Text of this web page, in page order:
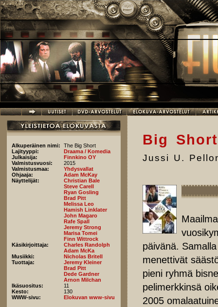
Hyppää pääsisältöön
Alkuperäinen nimi:
The Big Short
Lajityyppi:
Draama / Komedia
Julkaisija:
Finnkino OY
Valmistusvuosi:
2015
Valmistusmaa:
Yhdysvallat
Ohjaaja:
Adam McKay
Näyttelijät:
Christian Bale
Steve Carell
Ryan Gosling
Brad Pitt
Melissa Leo
Hamish Linklater
John Magaro
Rafe Spall
Jeremy Strong
Marisa Tomei
Finn Wittrock
Käsikirjoittaja:
Charles Randolph
Adam McKa
Musiikki:
Nicholas Britell
Tuottaja:
Jeremy Kleiner
Brad Pitt
Dede Gardner
Arnon Milchan
Ikäsuositus:
11
Kesto:
130
WWW-sivu:
Elokuvan www-sivu
Big
Jussi U.
päivänä.
menettivät
pieni ryhmä
pelimerkkinsä
2005